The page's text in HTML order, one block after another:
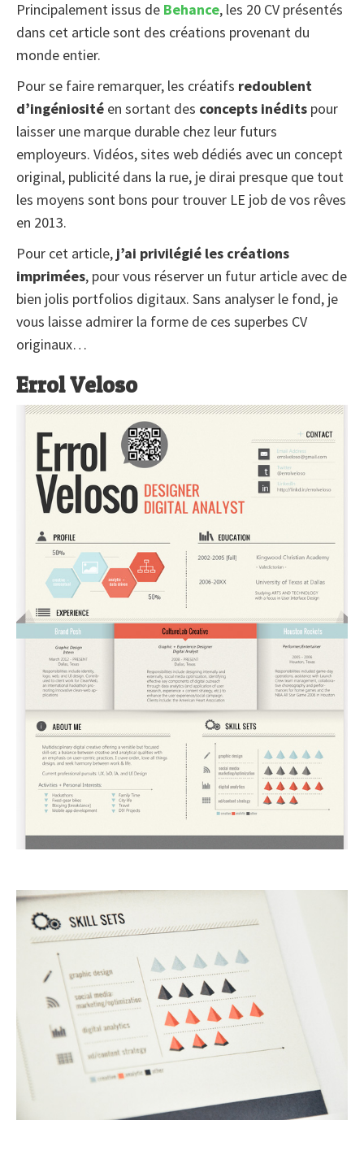
Principalement issus de Behance, les 20 CV présentés
dans cet article sont des créations provenant du
monde entier.
Pour se faire remarquer, les créatifs redoublent
d’ingéniosité en sortant des concepts inédits pour
laisser une marque durable chez leur futurs
employeurs. Vidéos, sites web dédiés avec un concept
original, publicité dans la rue, je dirai presque que tout
les moyens sont bons pour trouver LE job de vos rêves
en 2013.
Pour cet article, j’ai privilégié les créations
imprimées, pour vous réserver un futur article avec de
bien jolis portfolios digitaux. Sans analyser le fond, je
vous laisse admirer la forme de ces superbes CV
originaux…
Errol Veloso